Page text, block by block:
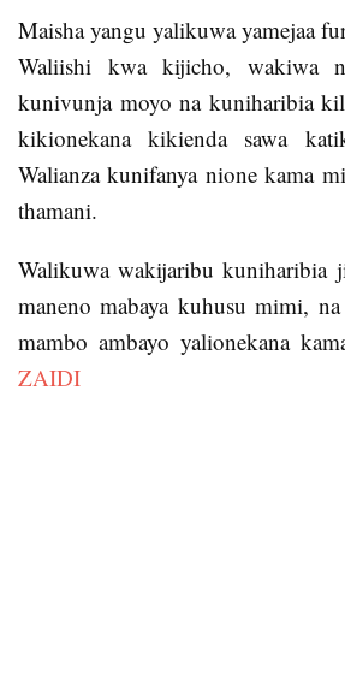
Maisha yangu yalikuwa yamejaa
lakini kama ilivyo kwa watu
walikubali kuona wengine wakifa
chuki. Nilijua kuwa nilikuwa na
hawakupenda kuona
Waliishi kwa kijicho, wakiwa
kunivunja moyo na kuniharibia
kikionekana kikienda sawa
Walianza kunifanya nione kama
thamani.
Walikuwa wakijaribu kuniharibia
maneno mabaya kuhusu mimi,
mambo ambayo yalionekana
ZAIDI